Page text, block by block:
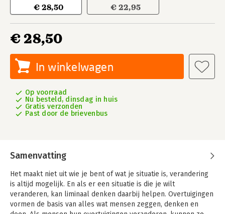
€ 28,50 € 22,95
€ 28,50
In winkelwagen
Op voorraad
Nu besteld, dinsdag in huis
Gratis verzonden
Past door de brievenbus
Samenvatting
Het maakt niet uit wie je bent of wat je situatie is, verandering
is altijd mogelijk. En als er een situatie is die je wilt
veranderen, kan liminaal denken daarbij helpen. Overtuigingen
vormen de basis van alles wat mensen zeggen, denken en